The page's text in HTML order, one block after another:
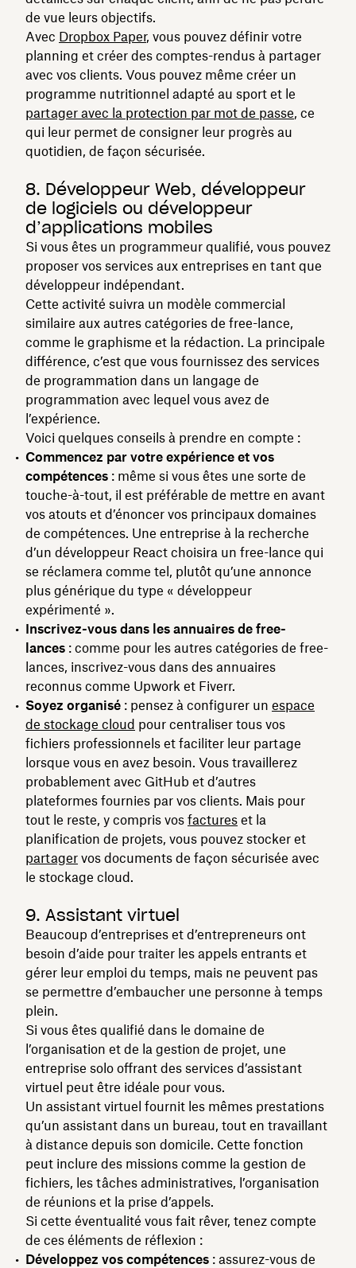
de vue leurs objectifs.
Avec Dropbox Paper, vous pouvez définir votre
planning et créer des comptes-rendus à partager
avec vos clients. Vous pouvez même créer un
programme nutritionnel adapté au sport et le
partager avec la protection par mot de passe, ce
qui leur permet de consigner leur progrès au
quotidien, de façon sécurisée.
8. Développeur Web, développeur
de logiciels ou développeur
d’applications mobiles
Si vous êtes un programmeur qualifié, vous pouvez
proposer vos services aux entreprises en tant que
développeur indépendant.
Cette activité suivra un modèle commercial
similaire aux autres catégories de free-lance,
comme le graphisme et la rédaction. La principale
différence, c’est que vous fournissez des services
de programmation dans un langage de
programmation avec lequel vous avez de
l’expérience.
Voici quelques conseils à prendre en compte :
Commencez par votre expérience et vos
compétences : même si vous êtes une sorte de
touche-à-tout, il est préférable de mettre en avant
vos atouts et d’énoncer vos principaux domaines
de compétences. Une entreprise à la recherche
d’un développeur React choisira un free-lance qui
se réclamera comme tel, plutôt qu’une annonce
plus générique du type « développeur
expérimenté ».
Inscrivez-vous dans les annuaires de free-
lances : comme pour les autres catégories de free-
lances, inscrivez-vous dans des annuaires
reconnus comme Upwork et Fiverr.
Soyez organisé : pensez à configurer un espace
de stockage cloud pour centraliser tous vos
fichiers professionnels et faciliter leur partage
lorsque vous en avez besoin. Vous travaillerez
probablement avec GitHub et d’autres
plateformes fournies par vos clients. Mais pour
tout le reste, y compris vos factures et la
planification de projets, vous pouvez stocker et
partager vos documents de façon sécurisée avec
le stockage cloud.
9. Assistant virtuel
Beaucoup d’entreprises et d’entrepreneurs ont
besoin d’aide pour traiter les appels entrants et
gérer leur emploi du temps, mais ne peuvent pas
se permettre d’embaucher une personne à temps
plein.
Si vous êtes qualifié dans le domaine de
l’organisation et de la gestion de projet, une
entreprise solo offrant des services d’assistant
virtuel peut être idéale pour vous.
Un assistant virtuel fournit les mêmes prestations
qu’un assistant dans un bureau, tout en travaillant
à distance depuis son domicile. Cette fonction
peut inclure des missions comme la gestion de
fichiers, les tâches administratives, l’organisation
de réunions et la prise d’appels.
Si cette éventualité vous fait rêver, tenez compte
de ces éléments de réflexion :
Développez vos compétences : assurez-vous de